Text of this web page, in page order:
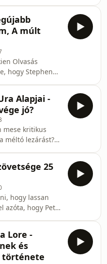
kezdtek új
Egészen
hogy
Deitch,
a világ
nézzük meg
alko
A múlt
Olvasás
hogy Stephen
vagyis A múlt
a Gyűrű
meséli
filmjéből
helyszínekkel és
mint az
Alapjai -
jó?
mese kritikus
méltó lezárást?
hát,
meg J.R.R.
Bill
of the Rings
25
hogy lassan
azóta, hogy Peter
a
a filmet?
Lore -
és
története